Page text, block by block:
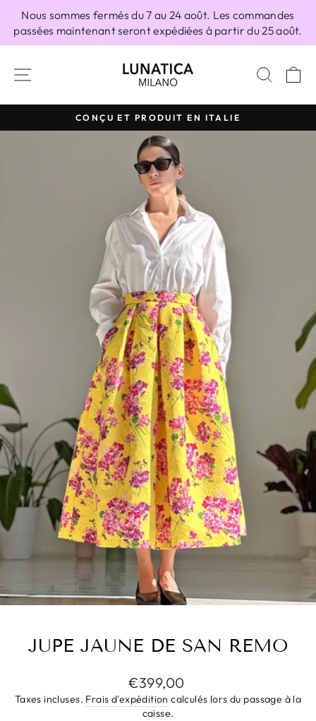
contenu
Nous sommes fermés du 7 au 24 août. Les commandes
passées maintenant seront expédiées à partir du 25 août.
Diaporama
Pause
CONÇU ET PRODUIT EN ITALIE
JUPE JAUNE DE SAN REMO
Prix
régulier
€399,00
Taxes incluses. Frais d'expédition calculés lors du passage à la
caisse.